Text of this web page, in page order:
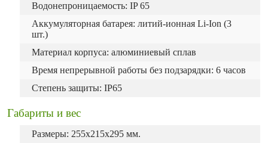
Водонепроницаемость: IP 65
Аккумуляторная батарея: литий-ионная Li-Ion (3
шт.)
Материал корпуса: алюминиевый сплав
Время непрерывной работы без подзарядки: 6 часов
Степень защиты: IP65
Габариты и вес
Размеры: 255х215х295 мм.